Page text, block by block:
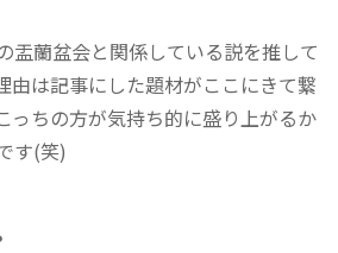
盂蘭盆会と関係している説を推して
由は記事にした題材がここにきて繋
っちの方が気持ち的に盛り上がるか
す(笑)